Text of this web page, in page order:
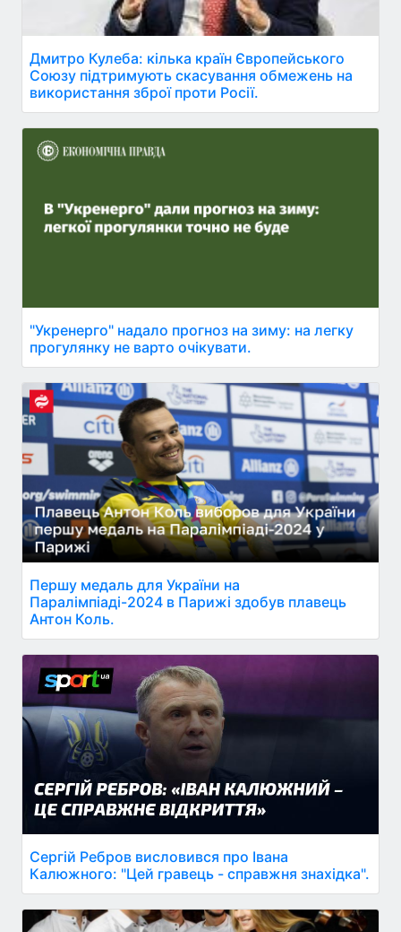
Дмитро Кулеба: кілька країн Європейського
Союзу підтримують скасування обмежень на
використання зброї проти Росії.
"Укренерго" надало прогноз на зиму: на легку
прогулянку не варто очікувати.
Першу медаль для України на
Паралімпіаді-2024 в Парижі здобув плавець
Антон Коль.
Сергій Ребров висловився про Івана
Калюжного: "Цей гравець - справжня знахідка".